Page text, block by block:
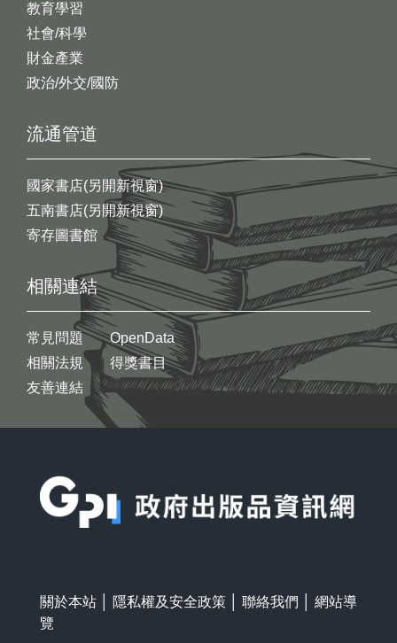
教育學習
社會/科學
財金產業
政治/外交/國防
流通管道
國家書店(另開新視窗)
五南書店(另開新視窗)
寄存圖書館
相關連結
常見問題
相關法規
友善連結
OpenData
得獎書目
關於本站 隱私權及安全政策 聯絡我們
網站導
覽